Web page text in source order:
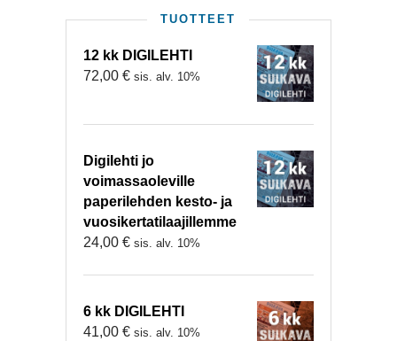
TUOTTEET
12 kk DIGILEHTI
72,00 € sis. alv. 10%
Digilehti jo
voimassaoleville
paperilehden kesto- ja
vuosikertatilaajillemme
24,00 € sis. alv. 10%
6 kk DIGILEHTI
41,00 € sis. alv. 10%